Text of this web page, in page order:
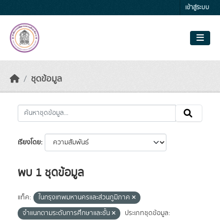
เข้าสู่ระบบ
ชุดข้อมูล
เรียงโดย
พบ 1 ชุดข้อมูล
แท็ค:
ในกรุงเทพมหานครและส่วนภูมิภาค
จำแนกตามระดับการศึกษาและชั้น
ประเภทชุดข้อมูล: